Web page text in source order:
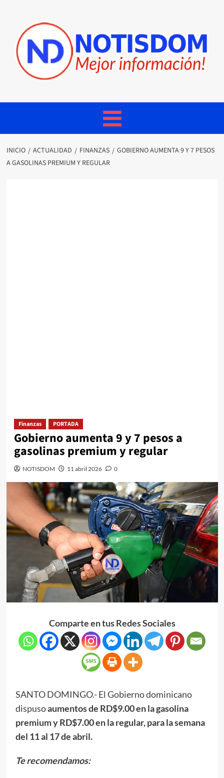
INICIO ACTUALIDAD FINANZAS
GOBIERNO AUMENTA 9 Y 7 PESOS
A GASOLINAS PREMIUM Y REGULAR
Finanzas PORTADA
Gobierno aumenta 9 y 7 pesos a
gasolinas premium y regular
NOTISDOM 11 abril 2026 0
Comparte en tus Redes Sociales
SANTO DOMINGO.- El Gobierno dominicano
dispusoaumentos de RD$9.00 en la gasolina
premium y RD$7.00 en la regular, para la semana
del 11 al 17 de abril.
Te recomendamos: